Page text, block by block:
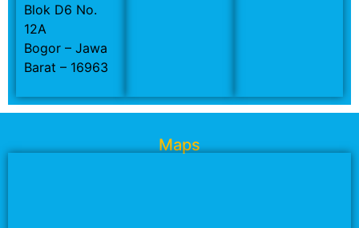
Blok D6 No.
12A
Bogor – Jawa
Barat – 16963
Maps